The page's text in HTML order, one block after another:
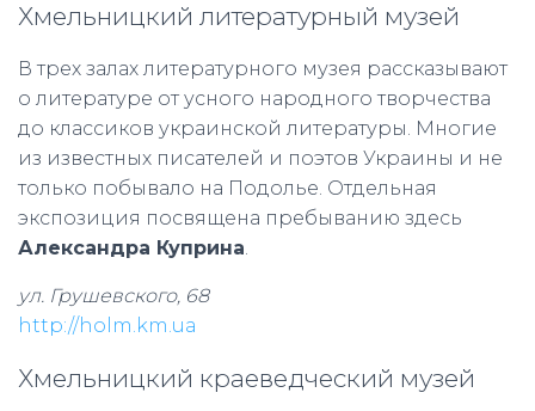
Хмельницкий литературный музей
В трех залах литературного музея рассказывают
о литературе от усного народного творчества
до классиков украинской литературы. Многие
из известных писателей и поэтов Украины и не
только побывало на Подолье. Отдельная
экспозиция посвящена пребыванию здесь
Александра Куприна.
ул. Грушевского, 68
http://holm.km.ua
Хмельницкий краеведческий музей